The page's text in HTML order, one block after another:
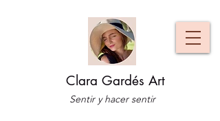
Clara Gardés Art
Sentir y hacer sentir